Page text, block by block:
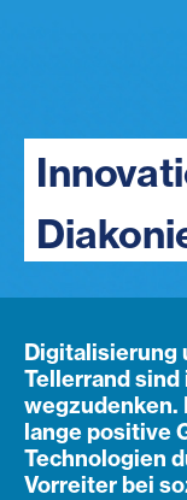
Digitalisierung
Tellerrand
wegzudenken.
lange positive
Technologien
Vorreiter bei